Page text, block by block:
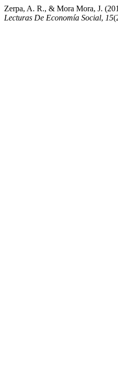
Zerpa, A. R., & Mora Mora, J.
Lecturas De Economía Social, 15